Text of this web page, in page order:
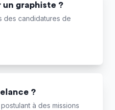
graphiste ?
des candidatures de
?
à des missions